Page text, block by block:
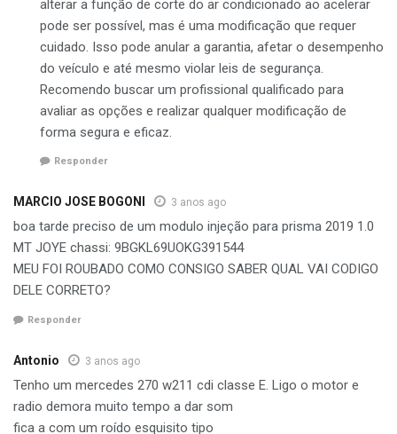
alterar a função de corte do ar condicionado ao acelerar
pode ser possível, mas é uma modificação que requer
cuidado. Isso pode anular a garantia, afetar o desempenho
do veículo e até mesmo violar leis de segurança.
Recomendo buscar um profissional qualificado para
avaliar as opções e realizar qualquer modificação de
forma segura e eficaz.
Responder
MARCIO JOSE BOGONI 3 anos ago
boa tarde preciso de um modulo injeção para prisma 2019 1.0
MT JOYE chassi: 9BGKL69UOKG391544
MEU FOI ROUBADO COMO CONSIGO SABER QUAL VAI CODIGO
DELE CORRETO?
Responder
Antonio 3 anos ago
Tenho um mercedes 270 w211 cdi classe E. Ligo o motor e
radio demora muito tempo a dar som
fica a com um roído esquisito tipo